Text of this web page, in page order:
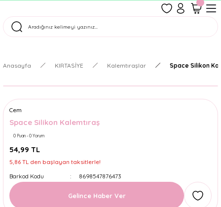
Tüm Siparişler Aynı Gün Kargoda!
Anasayfa KIRTASİYE Kalemtıraşlar Space Silikon
Cem
Space Silikon Kalemtıraş
0 Puan - 0 Yorum
54,99 TL
5,86 TL den başlayan taksitlerle!
Barkod Kodu
8698547876473
Gelince Haber Ver